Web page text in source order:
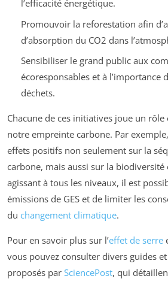
l’efficacité énergétique.
Promouvoir la reforestation afin
d’absorption du CO2 dans
Sensibiliser le grand public aux
écoresponsables et à l’importance
déchets.
Chacune de ces initiatives joue un
notre empreinte carbone. Par
effets positifs non seulement sur la
carbone, mais aussi sur la biodiversité
agissant à tous les niveaux, il est
émissions de GES et de limiter les
du changement climatique.
Pour en savoir plus sur l’effet de serre
vous pouvez consulter divers guides
proposés par SciencePost, qui